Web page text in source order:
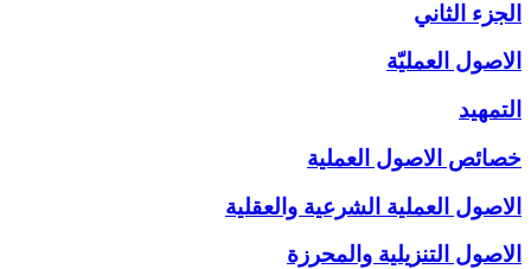
الجزء الثاني
الاصول العمليّة
التمهيد
خصائص الاصول العملية
الاصول العملية الشرعية والعقلية
الاصول التنزيلية والمحرزة